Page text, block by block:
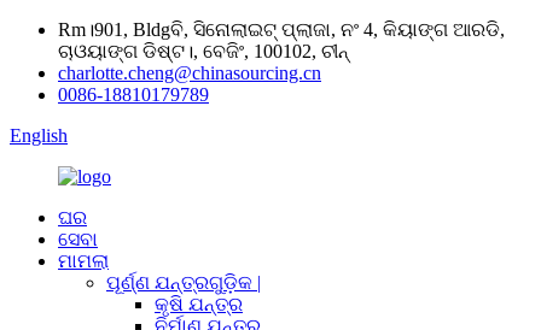
Rm।901, Bldgବି, ସିନୋଲାଇଟ୍ ପ୍ଲାଜା, ନଂ 4, କିୟାଙ୍ଗ ଆରଡି,
ଚାଓୟାଙ୍ଗ ଡିଷ୍ଟ।, ବେଜିଂ, 100102, ଚୀନ୍
charlotte.cheng@chinasourcing.cn
0086-18810179789
English
ଘର
ସେବା
ମାମଲା
ପୂର୍ଣ୍ଣ ଯନ୍ତ୍ରଗୁଡ଼ିକ |
କୃଷି ଯନ୍ତ୍ର
ନିର୍ମାଣ ଯନ୍ତ୍ର